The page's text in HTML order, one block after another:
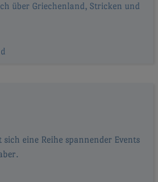
über Griechenland, Stricken und
eine Reihe spannender Events